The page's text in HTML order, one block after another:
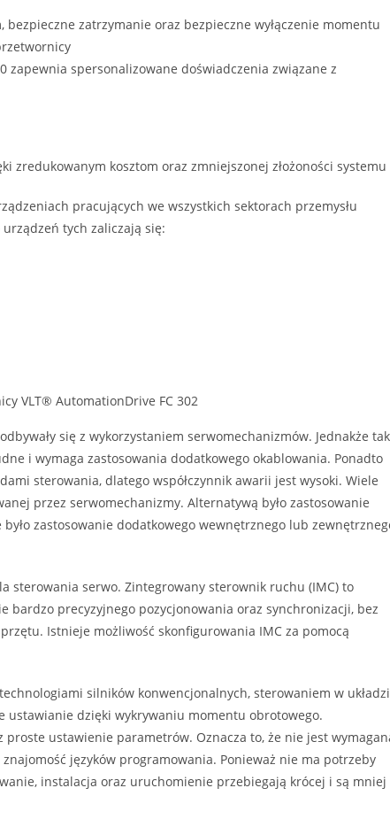
zatrzymanie oraz bezpieczne wyłączenie momentu
zapewnia spersonalizowane doświadczenia związane z
zredukowanym kosztom oraz zmniejszonej złożoności systemu
pracujących we wszystkich sektorach przemysłu
tych zaliczają się:
VLT® AutomationDrive FC 302
się z wykorzystaniem serwomechanizmów. Jednakże
i wymaga zastosowania dodatkowego okablowania. Ponadto
sterowania, dlatego współczynnik awarii jest wysoki. Wiele
przez serwomechanizmy. Alternatywą było zastosowanie
zastosowanie dodatkowego wewnętrznego lub
sterowania serwo. Zintegrowany sterownik ruchu (IMC) to
bardzo precyzyjnego pozycjonowania oraz synchronizacji, bez
Istnieje możliwość skonfigurowania IMC za pomocą
silników konwencjonalnych, sterowaniem w
dzięki wykrywaniu momentu obrotowego.
ustawienie parametrów. Oznacza to, że nie jest
języków programowania. Ponieważ nie ma potrzeby
instalacja oraz uruchomienie przebiegają krócej i są mniej